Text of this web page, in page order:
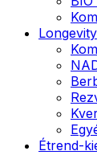
Longevity
Étrend-